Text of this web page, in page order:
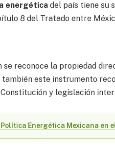
energética del país tiene su
8 del Tratado entre
se reconoce la propiedad
este instrumento
y legislación
Energética Mexicana en